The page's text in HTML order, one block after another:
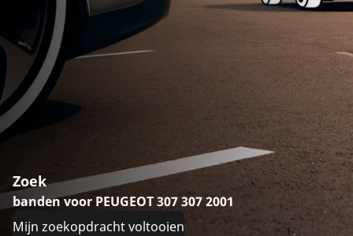
Zoek
banden voor PEUGEOT 307 307 2001
Mijn zoekopdracht voltooien